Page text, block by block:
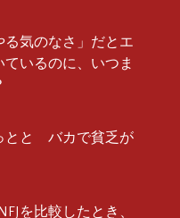
気のなさ」だとエ
いるのに、いつま
とと バカで貧乏が
を比較したとき、